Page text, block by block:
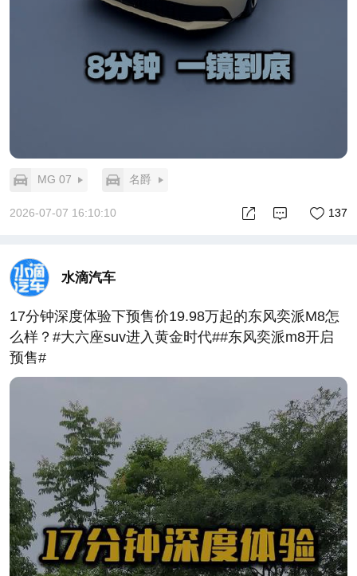
MG 07 名爵
2026-07-07 16:10:10 137
水滴汽车
17分钟深度体验下预售价19.98万起的东风奕派M8怎
么样？#大六座suv进入黄金时代##东风奕派m8开启
预售#